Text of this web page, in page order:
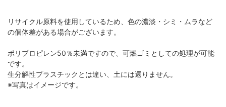
リサイクル原料を使用しているため、色の濃淡・シミ・ムラなど
の個体差がある場合がございます。
ポリプロピレン50％未満ですので、可燃ゴミとしての処理が可能
です。
生分解性プラスチックとは違い、土には還りません。
※写真はイメージです。